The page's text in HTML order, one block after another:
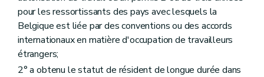
pour les ressortissants des pays avec lesquels la
Belgique est liée par des conventions ou des accords
internationaux en matière d'occupation de travailleurs
étrangers;
2° a obtenu le statut de résident de longue durée dans